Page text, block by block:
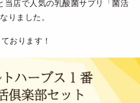
当店で人気の乳酸菌サプリ「菌活
りました。
おります！